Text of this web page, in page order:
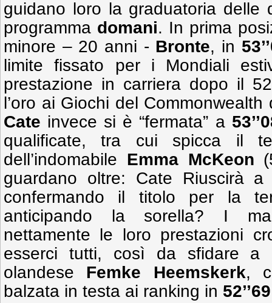
guidano loro la graduatoria delle
programma domani. In prima
minore – 20 anni - Bronte, in
limite fissato per i Mondiali
prestazione in carriera dopo il
l’oro ai Giochi del
Cate invece si è “fermata” a
qualificate, tra cui spicca il
dell’indomabile Emma McKeon
guardano oltre: Cate Riuscirà a
confermando il titolo per la
anticipando la sorella? I
nettamente le loro prestazioni
esserci tutti, così da sfidare a
olandese Femke Heemskerk,
balzata in testa ai ranking in 52’’69